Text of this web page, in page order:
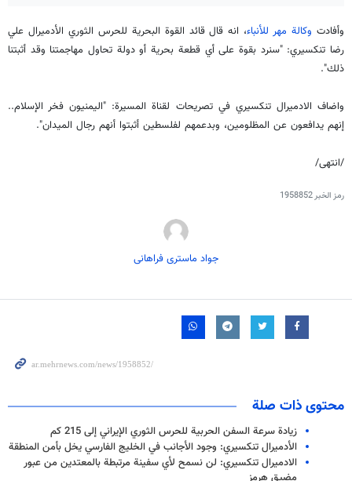
وأفادت وكالة مهر للأنباء، انه قال قائد القوة البحرية للحرس الثوري الأدميرال علي
رضا تنكسيري: "سنرد بقوة على أي قطعة بحرية أو دولة تحاول مهاجمتنا وقد أثبتنا
ذلك".
واضاف الادميرال تنكسيري في تصريحات لقناة المسيرة: "اليمنيون فخر الإسلام..
إنهم يدافعون عن المظلومين، وبدعمهم لفلسطين أثبتوا أنهم رجال الميدان".
/انتهی/
رمز الخبر1958852
جواد ماستری فراهانی
محتوى ذات صلة
زيادة سرعة السفن الحربية للحرس الثوري الإيراني إلى 215 كم
الأدميرال تنكسيري: وجود الأجانب في الخليج الفارسي يخل بأمن المنطقة
الادميرال تنكسيري: لن نسمح لأي سفينة مرتبطة بالمعتدين من عبور